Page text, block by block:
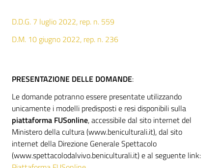
D.D.G. 7 luglio 2022, rep. n. 559
D.M. 10 giugno 2022, rep. n. 236
PRESENTAZIONE DELLE DOMANDE:
Le domande potranno essere presentate utilizzando
unicamente i modelli predisposti e resi disponibili sulla
piattaforma FUSonline, accessibile dal sito internet del
Ministero della cultura (www.beniculturali.it), dal sito
internet della Direzione Generale Spettacolo
(www.spettacolodalvivo.beniculturali.it) e al seguente link: